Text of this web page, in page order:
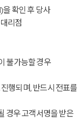
확인 후 당사
리점
불가능할 경우
행되며, 반드시 전표를
경우 고객서명을 받은